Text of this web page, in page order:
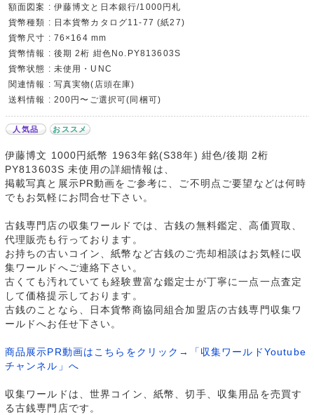
額面図案 : 伊藤博文と日本銀行/1000円札
貨幣種類 : 日本貨幣カタログ11-77 (紙27)
貨幣尺寸 : 76×164 mm
貨幣情報 : 後期 2桁 紺色No.PY813603S
貨幣状態 : 未使用・UNC
関連情報 : 写真実物(店頭在庫)
送料情報 : 200円〜ご選択可(同梱可)
人気品 おススメ
伊藤博文 1000円紙幣 1963年銘(S38年) 紺色/後期 2桁
PY813603S 未使用の詳細情報は、
掲載写真と展示PR動画をご参考に、ご不明点ご要望などは何時
でもお気軽にお問合せ下さい。
古銭専門店の収集ワールドでは、古銭の無料鑑定、高価買取、
代理販売も行っております。
お持ちの古いコイン、紙幣など古銭のご売却相談はお気軽に収
集ワールドへご連絡下さい。
古くても汚れていても経験豊富な鑑定士が丁寧に一点一点査定
して価格提示しております。
古銭のことなら、日本貨幣商協同組合加盟店の古銭専門収集ワ
ールドへお任せ下さい。
商品展示PR動画はこちらをクリック→「収集ワールドYoutube
チャンネル」へ
収集ワールドは、世界コイン、紙幣、切手、収集用品を売買す
る古銭専門店です。